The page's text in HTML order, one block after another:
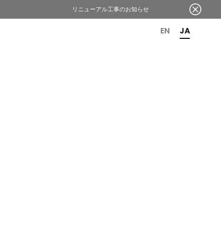
EN JA
リニューアル工事のお知らせ
OR 6TH ANNIVERSARY